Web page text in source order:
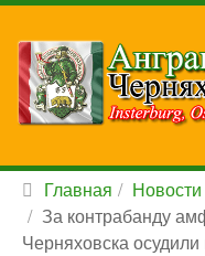
Главная Новости
За контрабанду
Черняховска осудили